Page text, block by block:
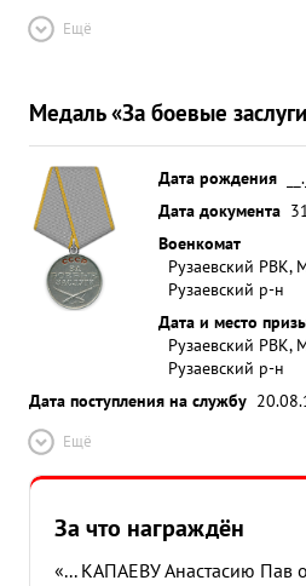
Ещё
Медаль «За боевые
Дата рождения
Дата документа
Военкомат
Рузаевский РВК,
Рузаевский р-н
Дата и место
Рузаевский РВК,
Рузаевский р-н
Дата поступления на службу
Ещё
За что награждён
«... КАПАЕВУ Анастасию Пав